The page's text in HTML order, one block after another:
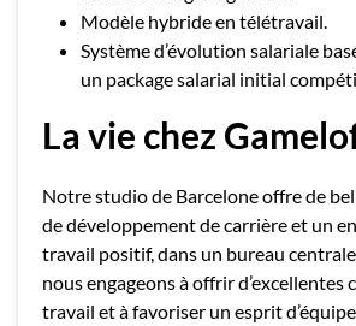
Modèle hybride en télétravail.
Système d’évolution salariale
un package salarial initial
La vie chez
Notre studio de Barcelone offre de
de développement de carrière et un
travail positif, dans un bureau
nous engageons à offrir d’excellentes
travail et à favoriser un esprit